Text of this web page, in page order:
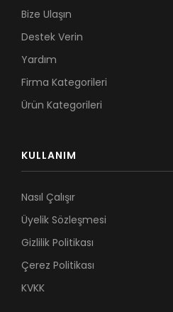
Bize Ulaşın
Destek Verin
Yardım
Firma Kategorileri
Ürün Kategorileri
KULLANIM
Nasıl Çalışır
Üyelik Sözleşmesi
Gizlilik Politikası
Çerez Politikası
KVKK